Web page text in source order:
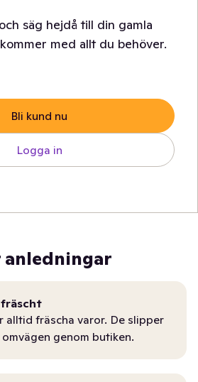
säg hejdå till din gamla
med allt du behöver.
Bli kund nu
Logga in
anledningar
alltid fräscha varor. De slipper
genom butiken.